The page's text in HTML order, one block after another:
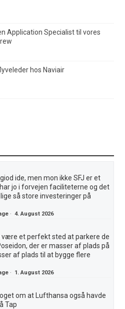
Application Specialist til vores
hos Naviair
ide, men mon ikke SFJ er et
har jo i forvejen faciliteterne og det
så store investeringer på
·4. August 2026
være et perfekt sted at parkere de
der er masser af plads på
af plads til at bygge flere
· 1. August 2026
om at Lufthansa også havde
Tap